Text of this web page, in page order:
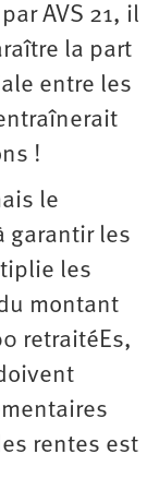
AVS 21, il
la part
entre les
!
le
garantir les
les
montant
retraitéEs,
rentes est